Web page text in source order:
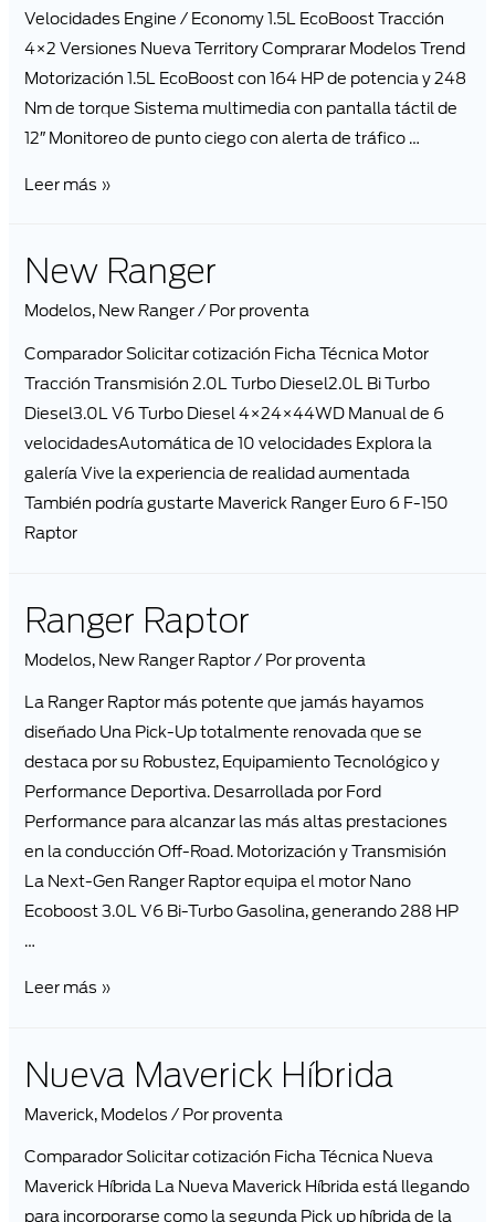
Velocidades Engine / Economy 1.5L EcoBoost Tracción
4×2 Versiones Nueva Territory Comprarar Modelos Trend
Motorización 1.5L EcoBoost con 164 HP de potencia y 248
Nm de torque Sistema multimedia con pantalla táctil de
12″ Monitoreo de punto ciego con alerta de tráfico …
Leer más »
New Ranger
Modelos, New Ranger/ Por proventa
Comparador Solicitar cotización Ficha Técnica Motor
Tracción Transmisión 2.0L Turbo Diesel2.0L Bi Turbo
Diesel3.0L V6 Turbo Diesel 4×24×44WD Manual de 6
velocidadesAutomática de 10 velocidades Explora la
galería Vive la experiencia de realidad aumentada
También podría gustarte Maverick Ranger Euro 6 F-150
Raptor
Ranger Raptor
Modelos, New Ranger Raptor/ Por proventa
La Ranger Raptor más potente que jamás hayamos
diseñado Una Pick-Up totalmente renovada que se
destaca por su Robustez, Equipamiento Tecnológico y
Performance Deportiva. Desarrollada por Ford
Performance para alcanzar las más altas prestaciones
en la conducción Off-Road. Motorización y Transmisión
La Next-Gen Ranger Raptor equipa el motor Nano
Ecoboost 3.0L V6 Bi-Turbo Gasolina, generando 288 HP
…
Leer más »
Nueva Maverick Híbrida
Maverick, Modelos / Por proventa
Comparador Solicitar cotización Ficha Técnica Nueva
Maverick Híbrida La Nueva Maverick Híbrida está llegando
para incorporarse como la segunda Pick up híbrida de la